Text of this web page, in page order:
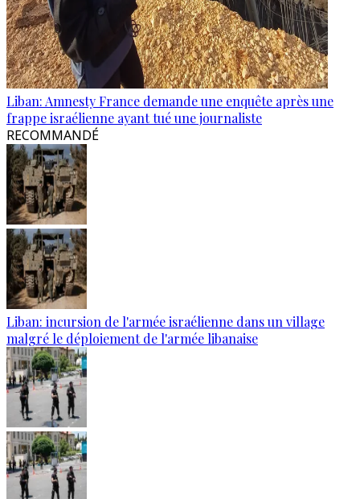
Liban: Amnesty France demande une enquête après une
frappe israélienne ayant tué une journaliste
RECOMMANDÉ
Liban: incursion de l'armée israélienne dans un village
malgré le déploiement de l'armée libanaise